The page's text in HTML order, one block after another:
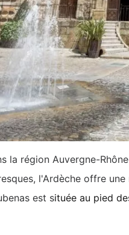
la région Auvergne-
l'Ardèche offre
est située au pied